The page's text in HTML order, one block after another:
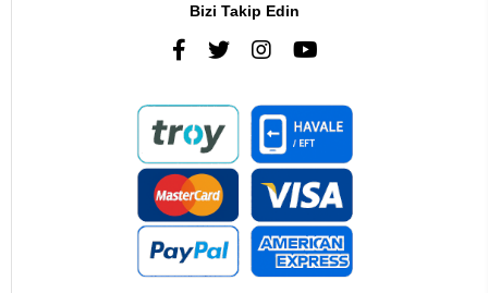
Bizi Takip Edin